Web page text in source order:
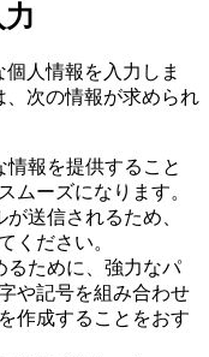
人情報を入力しま
、次の情報が求められ
報を提供すること
ムーズになります。
送信されるため、
ください。
るために、強力なパ
や記号を組み合わせ
作成することをおす